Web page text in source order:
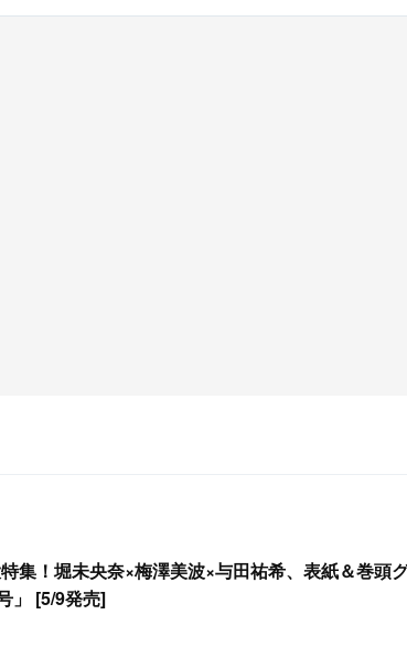
6月号」本日4/28発売！
合併号」本
集！堀未央奈×梅澤美波×与田祐希、表紙＆巻頭
」 [5/9発売]